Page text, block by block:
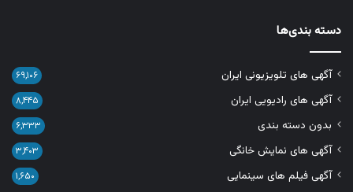
دسته بندی‌ها
آگهی های تلویزیونی ایران ۶۹,۱۰۶
آگهی های رادیویی ایران ۸,۴۴۵
بدون دسته بندی ۶,۳۳۳
آگهی های نمایش خانگی ۳,۴۰۳
آگهی فیلم های سینمایی ۱,۶۵۰